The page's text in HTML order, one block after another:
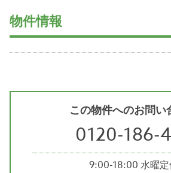
物件情報
この物件へのお問い
0120-186-
9:00-18:00 水曜